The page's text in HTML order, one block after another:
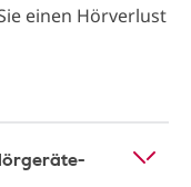
einen Hörverlust